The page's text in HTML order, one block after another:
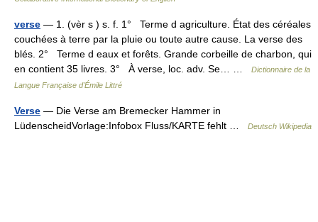
verse — 1. (vèr s ) s. f. 1° Terme d agriculture. État des céréales
couchées à terre par la pluie ou toute autre cause. La verse des
blés. 2° Terme d eaux et forêts. Grande corbeille de charbon, qui
en contient 35 livres. 3° À verse, loc. adv. Se… …
Dictionnaire de la
Langue Française d'Émile Littré
Verse — Die Verse am Bremecker Hammer in
LüdenscheidVorlage:Infobox Fluss/KARTE fehlt …
Deutsch Wikipedia